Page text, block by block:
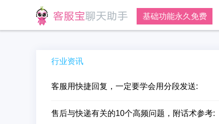
基础功能永久免费
行业资讯
客服用快捷回复，一定要学会用分段发送:
售后与快递有关的10个高频问题，附话术参考: